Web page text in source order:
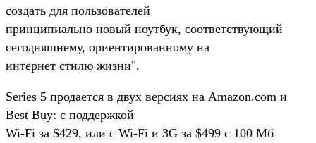
создать для пользователей
принципиально новый ноутбук, соответствующий
сегодняшнему, ориентированному на
интернет стилю жизни".
Series 5 продается в двух версиях на Amazon.com и
Best Buy: с поддержкой
Wi-Fi за $429, или с Wi-Fi и 3G за $499 с 100 Мб